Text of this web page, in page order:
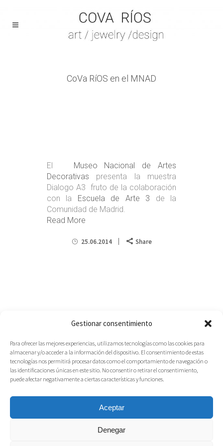
Gestionar consentimiento
Para ofrecer las mejores experiencias, utilizamos tecnologías como las cookies para
almacenar y/o acceder a la información del dispositivo. El consentimiento de estas
tecnologías nos permitirá procesar datos como el comportamiento de navegación o
las identificaciones únicas en este sitio. No consentir o retirar el consentimiento,
puede afectar negativamente a ciertas características y funciones.
Aceptar
Denegar
CoVa RíOS en el MNAD
El Museo Nacional de Artes
Decorativas presenta la muestra
Dialogo A3 fruto de la colaboración
con la Escuela de Arte 3 de la
Comunidad de Madrid.
Read More
25.06.2014 Share